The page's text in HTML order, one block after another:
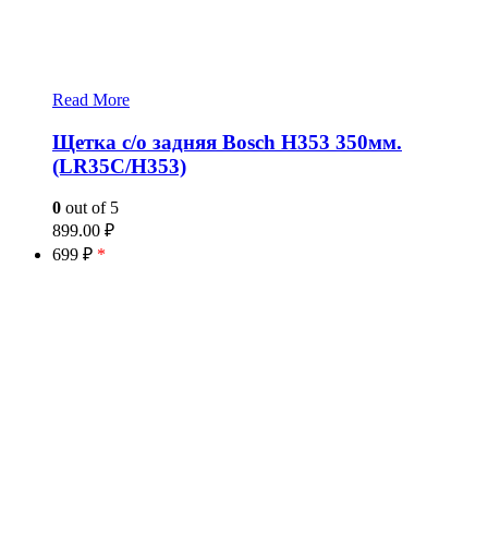
Read More
Щетка с/о задняя Bosch H353 350мм.
(LR35C/H353)
0 out of 5
899.00 ₽
699 ₽ *